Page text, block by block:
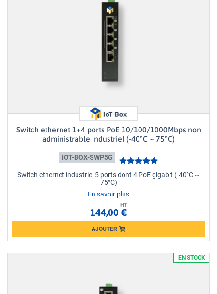
Switch ethernet 1+4 ports PoE 10/100/1000Mbps non
administrable industriel (-40°C ~ 75°C)
IOT-BOX-SWP5G
Switch ethernet industriel 5 ports dont 4 PoE gigabit (-40°C ~
75°C)
En savoir plus
HT
144,00 €
AJOUTER
Loading...
EN STOCK